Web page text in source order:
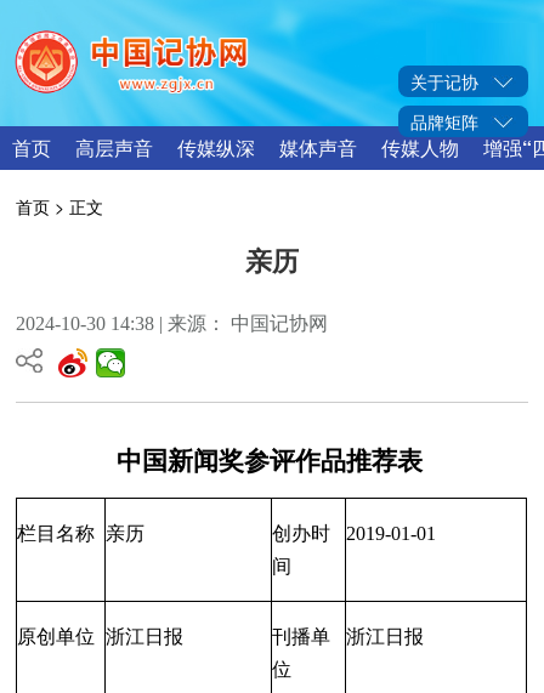
关于记协
品牌矩阵
首页 高层声音 传媒纵深 媒体声音 传媒人物 增强“
首页 > 正文
亲历
2024-10-30 14:38 | 来源： 中国记协网
中国新闻奖参评作品推荐表
栏目名称 亲历
创办时
间
2019-01-01
原创单位 浙江日报
刊播单
位
浙江日报